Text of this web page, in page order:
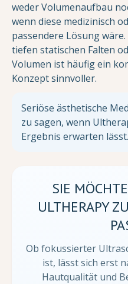
weder Volumenaufbau
wenn diese medizinisch
passendere Lösung
tiefen statischen Falten
Volumen ist häufig ein
Konzept sinnvoller.
Seriöse ästhetische
zu sagen, wenn
Ergebnis erwarten lässt.
SIE
ULTHERAPY
Ob fokussierter
ist, lässt sich erst
Hautqualität und